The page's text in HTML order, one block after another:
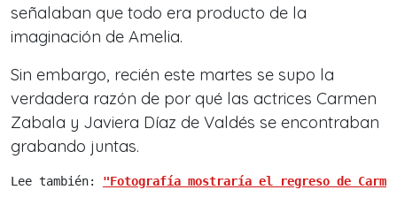
señalaban que todo era producto de la
imaginación de Amelia.
Sin embargo, recién este martes se supo la
verdadera razón de por qué las actrices Carmen
Zabala y Javiera Díaz de Valdés se encontraban
grabando juntas.
Lee también: "Fotografía mostraría el regreso de